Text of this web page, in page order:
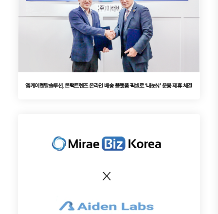
엠케이렌탈솔루션, 콘택트렌즈 온라인 배송 플랫폼 픽셀로 ‘내눈N’ 운용 제휴 체결